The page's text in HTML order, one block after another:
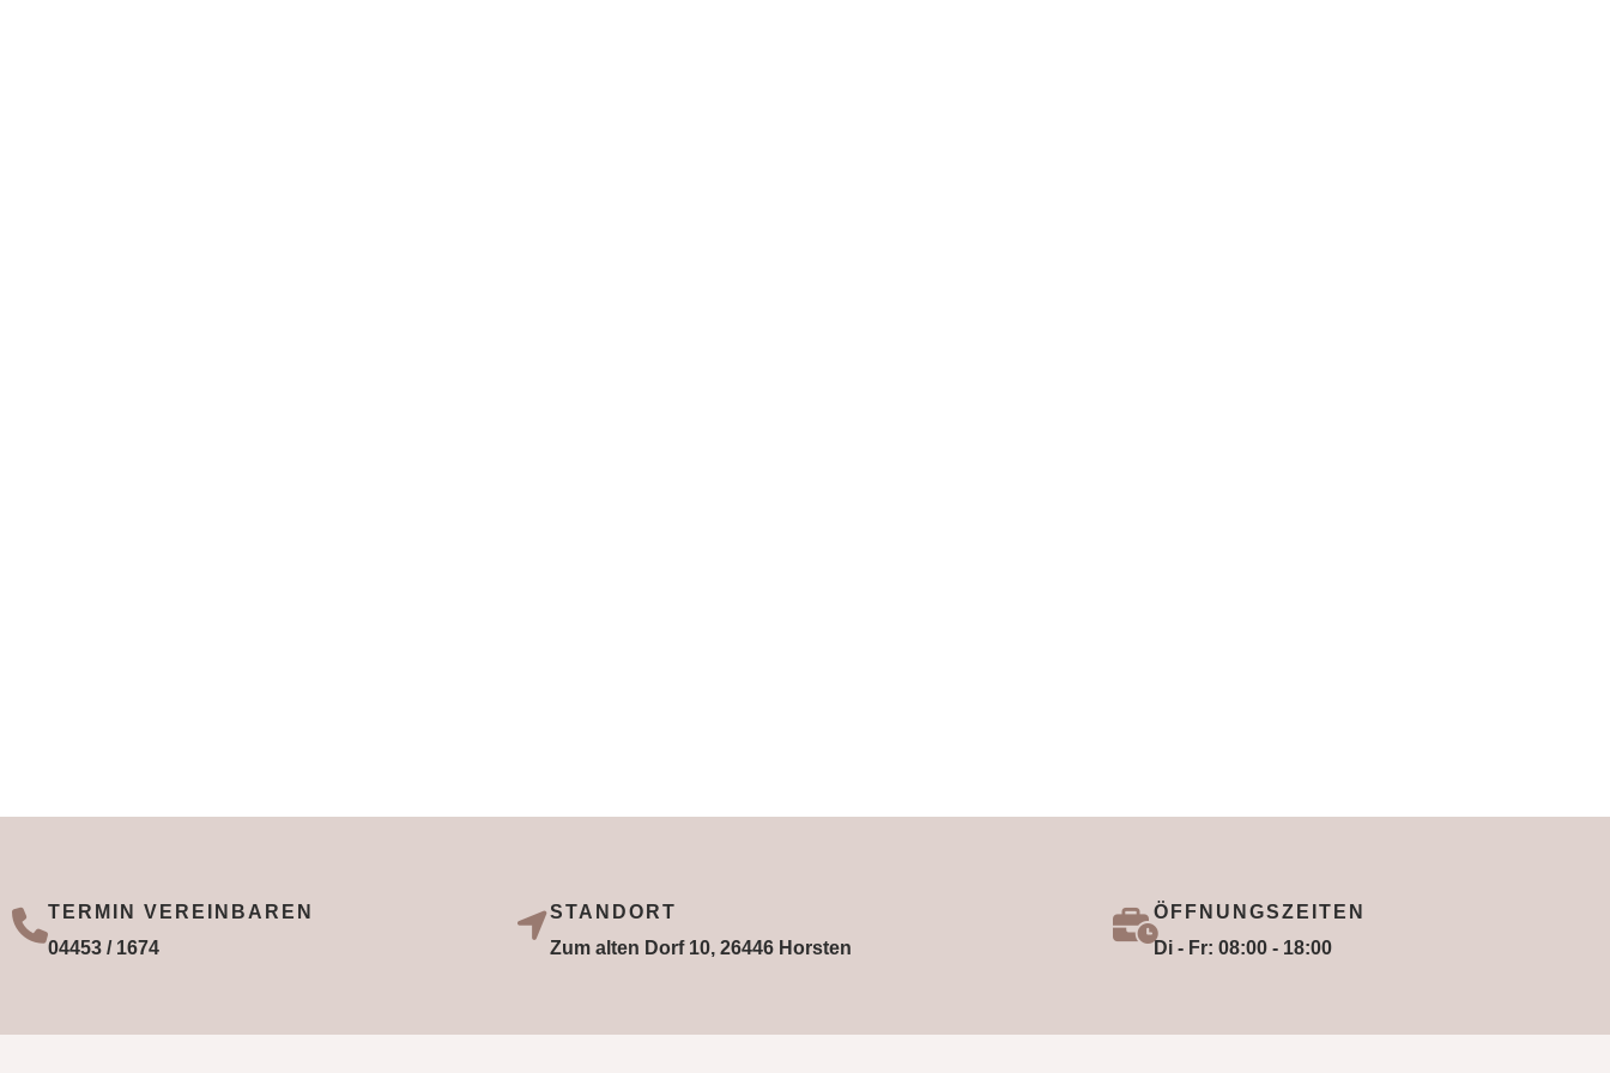
TERMIN VEREINBAREN
04453 / 1674
STANDORT
Zum alten Dorf 10, 26446 Horsten
ÖFFNUNGSZEITEN
Di - Fr: 08:00 - 18:00